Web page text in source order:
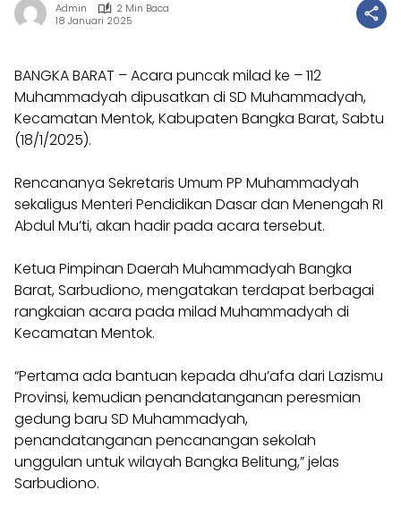
Admin
2 Min Baca
18 Januari 2025
BANGKA BARAT – Acara puncak milad ke – 112
Muhammadyah dipusatkan di SD Muhammadyah,
Kecamatan Mentok, Kabupaten Bangka Barat, Sabtu
(18/1/2025).
Rencananya Sekretaris Umum PP Muhammadyah
sekaligus Menteri Pendidikan Dasar dan Menengah RI
Abdul Mu’ti, akan hadir pada acara tersebut.
Ketua Pimpinan Daerah Muhammadyah Bangka
Barat, Sarbudiono, mengatakan terdapat berbagai
rangkaian acara pada milad Muhammadyah di
Kecamatan Mentok.
“Pertama ada bantuan kepada dhu’afa dari Lazismu
Provinsi, kemudian penandatanganan peresmian
gedung baru SD Muhammadyah,
penandatanganan pencanangan sekolah
unggulan untuk wilayah Bangka Belitung,” jelas
Sarbudiono.